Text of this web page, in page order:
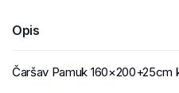
Opis
Čaršav Pamuk 160×200+25cm